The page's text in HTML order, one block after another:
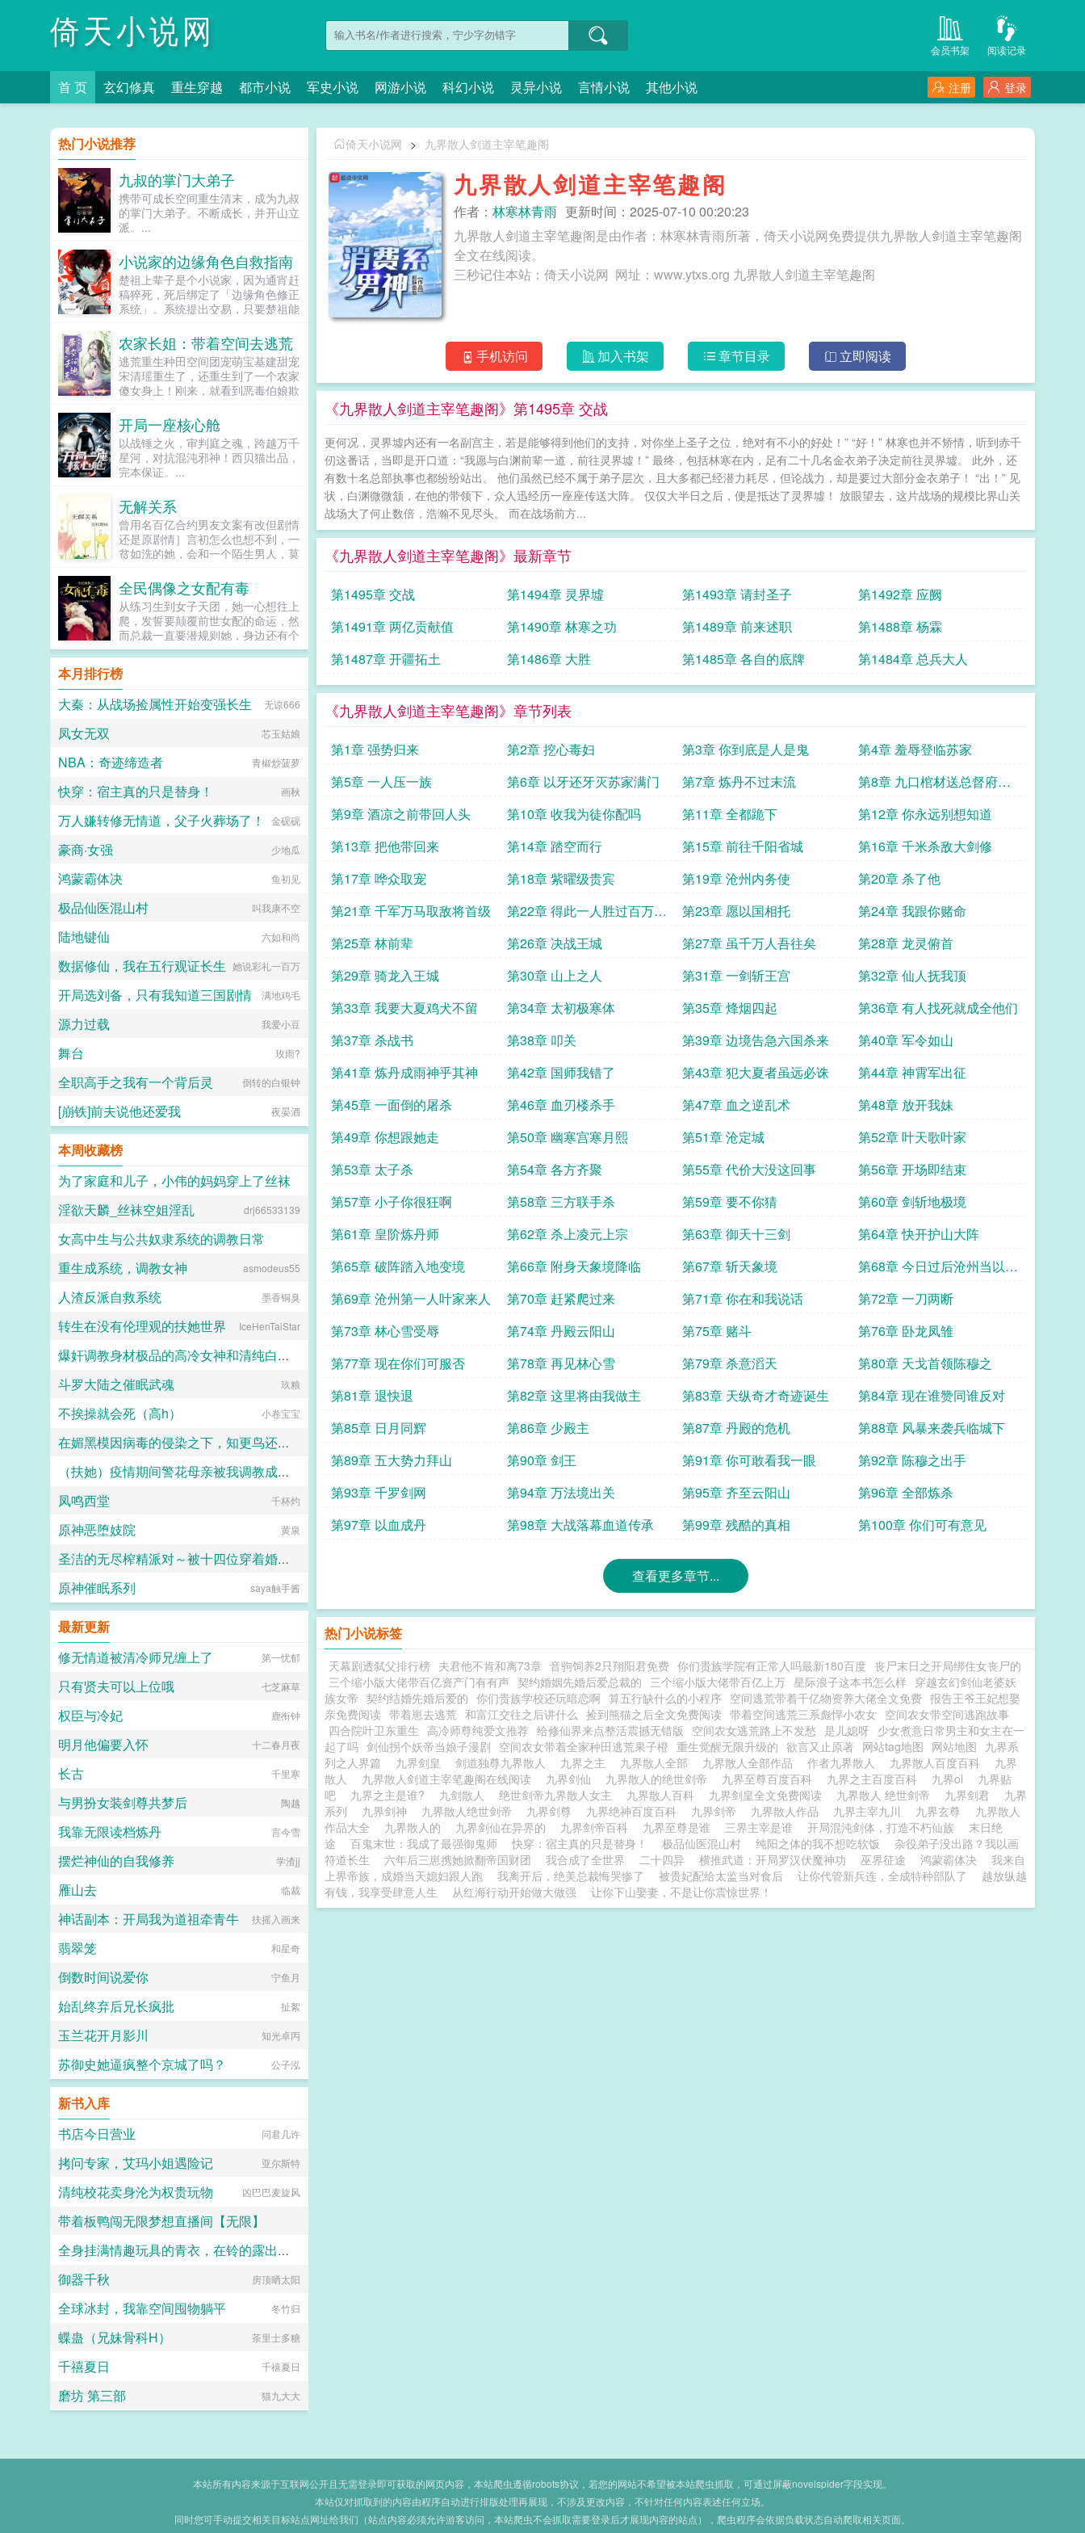
倚天小说网 阅读记录
会员书架
首 页 玄幻修真 重生穿越 都市小说 军史小说 网游小说 科幻小说 灵异小说 言情小说 其他小说 登录
注册
倚天小说网 > 九界散人剑道主宰笔趣阁
九界散人剑道主宰笔趣阁
作者： 林寒林青雨 更新时间：2025-07-10 00:20:23
九界散人剑道主宰笔趣阁是由作者：林寒林青雨所著，倚天小说网免费提供九界散人剑道主宰笔趣阁
全文在线阅读。
三秒记住本站：倚天小说网 网址：www.ytxs.org 九界散人剑道主宰笔趣阁
手机访问 加入书架 章节目录 立即阅读
《九界散人剑道主宰笔趣阁》第1495章 交战
更何况，灵界墟内还有一名副宫主，若是能够得到他们的支持，对你坐上圣子之位，绝对有不小的好处！” “好！” 林寒也并不矫情，听到赤千
仞这番话，当即是开口道：“我愿与白渊前辈一道，前往灵界墟！” 最终，包括林寒在内，足有二十几名金衣弟子决定前往灵界墟。 此外，还
有数十名总部执事也都纷纷站出。 他们虽然已经不属于弟子层次，且大多都已经潜力耗尽，但论战力，却是要过大部分金衣弟子！ “出！” 见
状，白渊微微颔，在他的带领下，众人迅经历一座座传送大阵。 仅仅大半日之后，便是抵达了灵界墟！ 放眼望去，这片战场的规模比界山关
战场大了何止数倍，浩瀚不见尽头。 而在战场前方...
《九界散人剑道主宰笔趣阁》最新章节
第1495章 交战 第1494章 灵界墟 第1493章 请封圣子
第1492章 应阙
第1491章 两亿贡献值
第1490章 林寒之功 第1489章 前来述职
第1488章 杨霖
第1487章 开疆拓土
第1486章 大胜 第1485章 各自的底牌 第1484章 总兵大人
《九界散人剑道主宰笔趣阁》章节列表
第1章 强势归来 第2章 挖心毒妇 第3章 你到底是人是鬼
第4章 羞辱登临苏家
第5章 一人压一族
第6章 以牙还牙灭苏家满门 第7章 炼丹不过末流
第8章 九口棺材送总督府上
路
第9章 酒凉之前带回人头 第10章 收我为徒你配吗 第11章 全都跪下
第12章 你永远别想知道
第13章 把他带回来
第14章 踏空而行 第15章 前往千阳省城
第16章 千米杀敌大剑修
第17章 哗众取宠
第18章 紫曜级贵宾 第19章 沧州内务使
第20章 杀了他
第21章 千军万马取敌将首级
第22章 得此一人胜过百万雄
兵
第23章 愿以国相托
第24章 我跟你赌命
第25章 林前辈
第26章 决战王城 第27章 虽千万人吾往矣
第28章 龙灵俯首
第29章 骑龙入王城
第30章 山上之人 第31章 一剑斩王宫
第32章 仙人抚我顶
第33章 我要大夏鸡犬不留
第34章 太初极寒体 第35章 烽烟四起
第36章 有人找死就成全他们
第37章 杀战书
第38章 叩关 第39章 边境告急六国杀来
第40章 军令如山
第41章 炼丹成雨神乎其神
第42章 国师我错了 第43章 犯大夏者虽远必诛
第44章 神霄军出征
第45章 一面倒的屠杀
第46章 血刃楼杀手 第47章 血之逆乱术
第48章 放开我妹
第49章 你想跟她走
第50章 幽寒宫寒月熙 第51章 沧定城
第52章 叶天歌叶家
第53章 太子杀
第54章 各方齐聚 第55章 代价大没这回事
第56章 开场即结束
第57章 小子你很狂啊
第58章 三方联手杀 第59章 要不你猜
第60章 剑斩地极境
第61章 皇阶炼丹师
第62章 杀上凌元上宗 第63章 御天十三剑
第64章 快开护山大阵
第65章 破阵踏入地变境
第66章 附身天象境降临 第67章 斩天象境
第68章 今日过后沧州当以你
为尊
第69章 沧州第一人叶家来人 第70章 赶紧爬过来 第71章 你在和我说话
第72章 一刀两断
第73章 林心雪受辱
第74章 丹殿云阳山 第75章 赌斗
第76章 卧龙凤雏
第77章 现在你们可服否
第78章 再见林心雪 第79章 杀意滔天
第80章 天戈首领陈穆之
第81章 退快退
第82章 这里将由我做主 第83章 天纵奇才奇迹诞生
第84章 现在谁赞同谁反对
第85章 日月同辉
第86章 少殿主 第87章 丹殿的危机
第88章 风暴来袭兵临城下
第89章 五大势力拜山
第90章 剑王 第91章 你可敢看我一眼
第92章 陈穆之出手
第93章 千罗剑网
第94章 万法境出关 第95章 齐至云阳山
第96章 全部炼杀
第97章 以血成丹
第98章 大战落幕血道传承 第99章 残酷的真相 第100章 你们可有意见
查看更多章节...
热门小说标签
天幕剧透弑父排行榜 夫君他不肯和离73章 音驹饲养2只翔阳君免费 你们贵族学院有正常人吗最新180百度 丧尸末日之开局绑住女丧尸的
三个缩小版大佬带百亿资产门有有声 契约婚姻先婚后爱总裁的 三个缩小版大佬带百亿上万 星际浪子这本书怎么样 穿越玄幻剑仙老婆妖
族女帝 契约结婚先婚后爱的 你们贵族学校还玩暗恋啊 算五行缺什么的小程序 空间逃荒带着千亿物资养大佬全文免费 报告王爷王妃想娶
亲免费阅读 带着崽去逃荒 和富江交往之后讲什么 捡到熊猫之后全文免费阅读 带着空间逃荒三系彪悍小农女 空间农女带空间逃跑故事
四合院叶卫东重生 高冷师尊纯爱文推荐 给修仙界来点整活震撼无错版 空间农女逃荒路上不发愁 是儿媳呀 少女煮意日常男主和女主在一
起了吗 剑仙拐个妖帝当娘子漫剧 空间农女带着全家种田逃荒果子橙 重生觉醒无限升级的 欲言又止原著 网站tag地图 网站地图 九界系
列之人界篇
九界剑皇 剑道独尊九界散人 九界之主 九界散人全部 九界散人全部作品 作者九界散人 九界散人百度百科
九界
散人
九界散人剑道主宰笔趣阁在线阅读 九界剑仙 九界散人的绝世剑帝 九界至尊百度百科 九界之主百度百科 九界ol
九界贴
吧
九界之主是谁? 九剑散人 绝世剑帝九界散人女主 九界散人百科 九界剑皇全文免费阅读 九界散人 绝世剑帝 九界剑君
九界
系列
九界剑神 九界散人绝世剑帝 九界剑尊 九界绝神百度百科 九界剑帝 九界散人作品 九界主宰九川 九界玄尊
九界散人
作品大全
九界散人的 九界剑仙在异界的 九界剑帝百科 九界至尊是谁 三界主宰是谁 开局混沌剑体，打造不朽仙族
末日绝
途
百鬼末世：我成了最强御鬼师 快穿：宿主真的只是替身！ 极品仙医混山村 纯阳之体的我不想吃软饭
杂役弟子没出路？我以画
符道长生
六年后三崽携她掀翻帝国财团 我合成了全世界 二十四异 横推武道：开局罗汉伏魔神功 巫界征途 鸿蒙霸体决
我来自
上界帝族，成婚当天媳妇跟人跑
我离开后，绝美总裁悔哭惨了 被贵妃配给太监当对食后 让你代管新兵连，全成特种部队了
越放纵越
有钱，我享受肆意人生
从红海行动开始做大做强 让你下山娶妻，不是让你震惊世界！
热门小说推荐
九叔的掌门大弟子
携带可成长空间重生清末，成为九叔
的掌门大弟子。不断成长，并开山立
派。...
小说家的边缘角色自救指南
楚祖上辈子是个小说家，因为通宵赶
稿猝死，死后绑定了「边缘角色修正
系统」。系统提出交易，只要楚祖能
色，他就能重获新生。楚祖改人设是
吧？老擅长了！第一本读者A你可以
让反派降智，但你最好不要做梦觉得
读者也会降智，很难懂吗？还是读者
A靠靠靠！早说是大佬的局中局中局
声了！！第二本读者B狗塑适可而
止，就算你重复强调五百次他是可爱
狗狗，但我只看到了一只舔狗，还是
不会汪汪叫的那种。还是读者B起猛
里能领养，阿祖！我也要养阿祖！！
第三本读者C作者生活这么不如意，
一定要搞这么五毒俱全的角色？写不
出来东西找个班上吧。还是读者
CMD，祖神，我可真该死啊！第四
的一般，但我改得还行吧？系统你知
道什么叫边缘角色吗？人气大爆角色
算什么边缘角色啊！！！TIPS12100
存稿箱吐章节，偶尔抽空改错字2警
惕祖哥感情牌，他是个狠人3wb短不
拉揪，随机掉落祖哥CG4论坛都会标
注发言时间，精确到秒，有用5是想
简单尝试各种题材的产物，专栏预收
有各个题材，收收菜呗w...
农家长姐：带着空间去逃荒
逃荒重生种田空间团宠萌宝基建甜宠
宋清瑶重生了，还重生到了一个农家
傻女身上！刚来，就看到恶毒伯娘欺
了。刚解决了，就遇...
开局一座核心舱
以战锤之火，审判庭之魂，跨越万千
星河，对抗混沌邪神！西贝猫出品，
完本保证。...
无解关系
曾用名百亿合约男友文案有改但剧情
还是原剧情］言初怎么也想不到，一
贫如洗的她，会和一个陌生男人，莫
富交换。说白了就是他的钱进了她账
户，她的钱进了他账户还转！不！
回！去！好消息对方是陆洺执，陆氏
集团太子爷，多金，年轻，人还帅。
坏消息这人脾气差，控制欲强，还打
算趁机和她来场合约恋爱。...
全民偶像之女配有毒
从练习生到女子天团，她一心想往上
爬，发誓要颠覆前世女配的命运，然
而总裁一直要潜规则她，身边还有个
未来影视歌巨星在作妖！！！...
本月排行榜
大秦：从战场捡属性开始变强长生
无谅666
凤女无双 芯玉姑娘
NBA：奇迹缔造者 青椒炒菠萝
快穿：宿主真的只是替身！ 画秋
万人嫌转修无情道，父子火葬场了！ 金砚砚
豪商·女强 少地瓜
鸿蒙霸体决 鱼初见
极品仙医混山村 叫我康不空
陆地键仙 六如和尚
数据修仙，我在五行观证长生 她说彩礼一百万
开局选刘备，只有我知道三国剧情 满地鸡毛
源力过载 我爱小豆
舞台 玫雨?
全职高手之我有一个背后灵 倒转的白银钟
[崩铁]前夫说他还爱我 夜晏酒
本周收藏榜
为了家庭和儿子，小伟的妈妈穿上了丝袜
daokee
淫欲天麟_丝袜空姐淫乱 drj66533139
女高中生与公共奴隶系统的调教日常
喵不可言
重生成系统，调教女神 asmodeus55
人渣反派自救系统 墨香铜臭
转生在没有伦理观的扶她世界 IceHenTaiStar
爆奸调教身材极品的高冷女神和清纯白袜甜妹留学生，射满她们的鞋柜里的高跟鞋和小皮鞋
ni1l
斗罗大陆之催眠武魂 玖粮
不挨操就会死（高h） 小卷宝宝
在媚黑模因病毒的侵染之下，知更鸟还是恶堕成了黑爹的媚黑母猪
人头木321
（扶她）疫情期间警花母亲被我调教成三洞全开的肉便器母狗
霜染official
凤鸣西堂 千杯灼
原神恶堕妓院 黄泉
圣洁的无尽榨精派对～被十四位穿着婚纱的舰娘新娘们在教堂内献上身体的集体婚礼～
火锅气候
原神催眠系列 saya触手酱
最新更新
修无情道被清冷师兄缠上了
第一忧郁
只有贤夫可以上位哦 七芝麻草
权臣与冷妃 鹿衔钟
明月他偏要入怀 十二春月夜
长古 千里寒
与男扮女装剑尊共梦后 陶越
我靠无限读档炼丹 言今雪
摆烂神仙的自我修养 学渣jj
雁山去 临裁
神话副本：开局我为道祖牵青牛 扶摇入画来
翡翠笼 和星奇
倒数时间说爱你 宁鱼月
始乱终弃后兄长疯批 扯絮
玉兰花开月影川 知光卓丙
苏御史她逼疯整个京城了吗？ 公子泓
新书入库
书店今日营业
问君几许
拷问专家，艾玛小姐遇险记 亚尔斯特
清纯校花卖身沦为权贵玩物 凶巴巴麦旋风
带着板鸭闯无限梦想直播间【无限】
梦露快跑
全身挂满情趣玩具的青衣，在铃的露出调教下成为专属性奴
ilithyia
御器千秋 房顶晒太阳
全球冰封，我靠空间囤物躺平 冬竹归
蝶蛊（兄妹骨科H） 茶里士多糖
千禧夏日 千禧夏日
磨坊 第三部 猫九大大
本站所有内容来源于互联网公开且无需登录即可获取的网页内容，本站爬虫遵循robots协议，若您的网站不希望被本站爬虫抓取，可通过屏蔽novelspider字段实现。
本站仅对抓取到的内容由程序自动进行排版处理再展现，不涉及更改内容，不针对任何内容表述任何立场。
同时您可手动提交相关目标站点网址给我们（站点内容必须允许游客访问，本站爬虫不会抓取需要登录后才展现内容的站点），爬虫程序会依据负载状态自动爬取相关页面。